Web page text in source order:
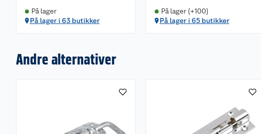
På lager
På lager i 63 butikker
På lager (+100)
På lager i 65 butikker
Andre alternativer